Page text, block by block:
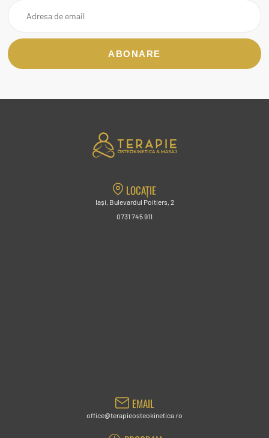
LOCAȚIE
Iași, Bulevardul Poitiers, 2
0731 745 911
EMAIL
office@terapieosteokinetica.ro